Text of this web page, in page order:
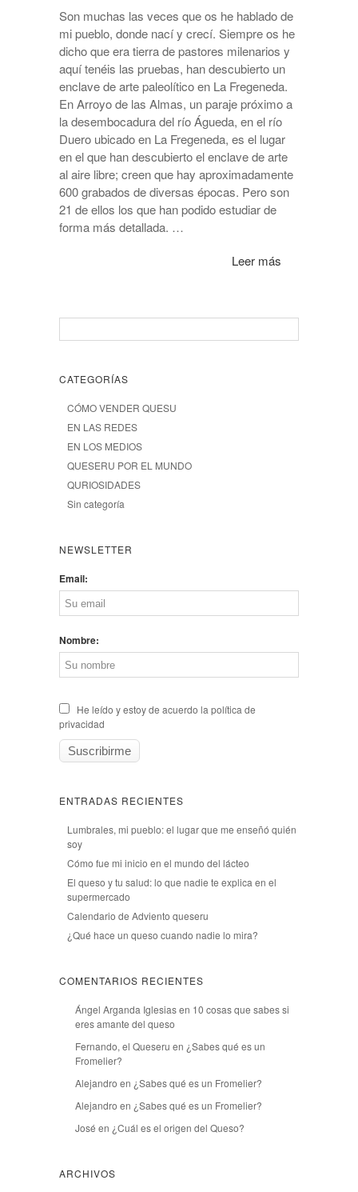
Son muchas las veces que os he hablado de
mi pueblo, donde nací y crecí. Siempre os he
dicho que era tierra de pastores milenarios y
aquí tenéis las pruebas, han descubierto un
enclave de arte paleolítico en La Fregeneda.
En Arroyo de las Almas, un paraje próximo a
la desembocadura del río Águeda, en el río
Duero ubicado en La Fregeneda, es el lugar
en el que han descubierto el enclave de arte
al aire libre; creen que hay aproximadamente
600 grabados de diversas épocas. Pero son
21 de ellos los que han podido estudiar de
forma más detallada. …
Leer más
CATEGORÍAS
CÓMO VENDER QUESU
EN LAS REDES
EN LOS MEDIOS
QUESERU POR EL MUNDO
QURIOSIDADES
Sin categoría
NEWSLETTER
Email:
Nombre:
He leído y estoy de acuerdo la política de
privacidad
ENTRADAS RECIENTES
Lumbrales, mi pueblo: el lugar que me enseñó quién
soy
Cómo fue mi inicio en el mundo del lácteo
El queso y tu salud: lo que nadie te explica en el
supermercado
Calendario de Adviento queseru
¿Qué hace un queso cuando nadie lo mira?
COMENTARIOS RECIENTES
Ángel Arganda Iglesiasen 10 cosas que sabes si
eres amante del queso
Fernando, el Queseru en ¿Sabes qué es un
Fromelier?
Alejandro en ¿Sabes qué es un Fromelier?
Alejandro en ¿Sabes qué es un Fromelier?
José en ¿Cuál es el origen del Queso?
ARCHIVOS